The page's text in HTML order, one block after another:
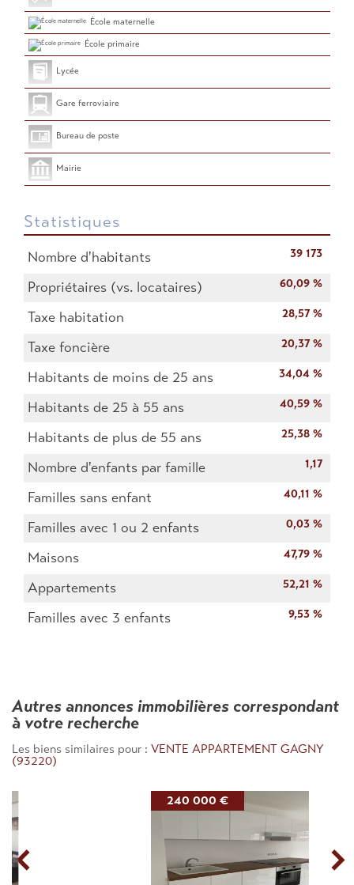
École maternelle
École primaire
Lycée
Gare ferroviaire
Bureau de poste
Mairie
Statistiques
Nombre d'habitants 39 173
Propriétaires (vs. locataires) 60,09 %
Taxe habitation 28,57 %
Taxe foncière 20,37 %
Habitants de moins de 25 ans 34,04 %
Habitants de 25 à 55 ans 40,59 %
Habitants de plus de 55 ans 25,38 %
Nombre d'enfants par famille 1,17
Familles sans enfant 40,11 %
Familles avec 1 ou 2 enfants 0,03 %
Maisons 47,79 %
Appartements 52,21 %
Familles avec 3 enfants 9,53 %
autres annonces immobilières correspondant
à votre recherche
Les biens similaires pour : VENTE APPARTEMENT GAGNY
(93220)
240 000 €